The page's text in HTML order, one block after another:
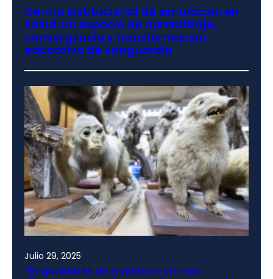
Centro institucional de simulación en
salud: un espacio de aprendizaje,
convergencia y transformación
educativa de vanguardia
Julio 29, 2025
De gabinetes de madera a vitrinas